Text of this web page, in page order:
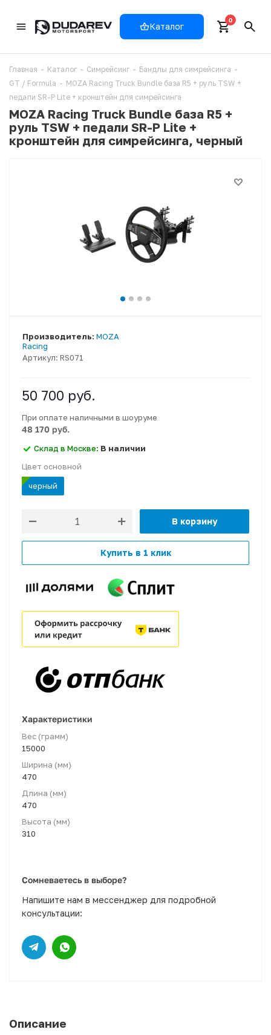
Каталог
0
Главная - Каталог - Симрейсинг - Бандлы для симрейсинга -
GT / Formula - MOZA Racing Truck Bundle база R5 + руль TSW +
педали SR-P Lite + кронштейн для симрейсинга
MOZA Racing Truck Bundle база R5 +
руль TSW + педали SR-P Lite +
кронштейн для симрейсинга, черный
Артикул: RS071
Производитель: MOZA
Racing
50 700 руб.
При оплате наличными в шоуруме
48 170 руб.
Склад в Москве: В наличии
Цвет основной
черный
В корзину
Купить в 1 клик
Характеристики
Вес (грамм)
15000
Ширина (мм)
470
Длина (мм)
470
Высота (мм)
310
Сомневаетесь в выборе?
Напишите нам в мессенджер для подробной
консультации:
Описание